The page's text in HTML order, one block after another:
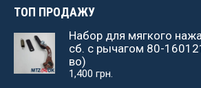
ТОП ПРОДАЖУ
Набор для мягкого
сб. с рычагом 80-
во)
1,400 грн.